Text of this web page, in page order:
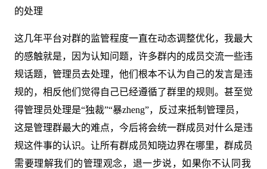
的处理
这几年平台对群的监管程度一直在动态调整优化，我最大
的感触就是，因为认知问题，许多群内的成员交流一些违
规话题，管理员去处理，他们根本不认为自己的发言是违
规的，相反他们觉得自己已经遵循了群里的规则。甚至觉
得管理员处理是“独裁”“暴zheng”，反过来抵制管理员，
这是管理群最大的难点，今后将会统一群成员对什么是违
规这件事的认识。让所有群成员知晓边界在哪里，群成员
需要理解我们的管理观念，退一步说，如果你不认同我